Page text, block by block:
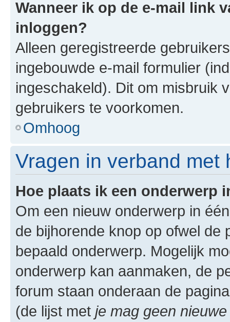
Wanneer ik op de e-mail link
inloggen?
Alleen geregistreerde
ingebouwde e-mail formulier
ingeschakeld). Dit om misbruik
gebruikers te voorkomen.
Omhoog
Vragen in verband met
Hoe plaats ik een onderwerp
Om een nieuw onderwerp in
de bijhorende knop op ofwel de
bepaald onderwerp. Mogelijk
onderwerp kan aanmaken, de
forum staan onderaan de
(de lijst met je mag geen